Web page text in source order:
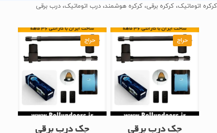
کرکره اتوماتیک، کرکره برقی، کرکره هوشمند، درب اتوماتیک، درب برقی
حراج
جک درب برقی
حراج
جک درب برقی